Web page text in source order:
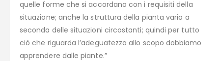
quelle forme che si accordano con i requisiti della
situazione; anche la struttura della pianta varia a
seconda delle situazioni circostanti; quindi per tutto
ciò che riguarda l’adeguatezza allo scopo dobbiamo
apprendere dalle piante.”